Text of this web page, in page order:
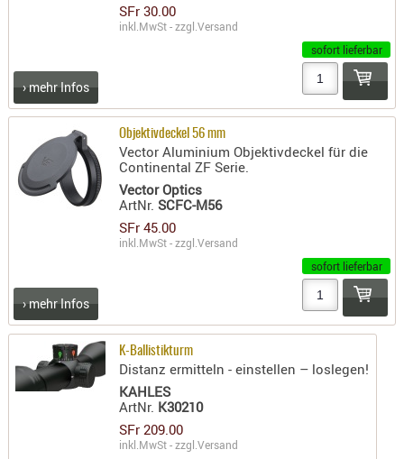
PATCHES
UND
-
SFr 30.00
inkl.MwSt - zzgl.Versand
sofort lieferbar
› mehr Infos
Objektivdeckel 56 mm
Vector Aluminium Objektivdeckel für die
Continental ZF Serie.
Vector Optics
ArtNr.SCFC-M56
SFr 45.00
inkl.MwSt - zzgl.Versand
sofort lieferbar
› mehr Infos
K-Ballistikturm
Distanz ermitteln - einstellen – loslegen!
KAHLES
ArtNr. K30210
SFr 209.00
inkl.MwSt - zzgl.Versand